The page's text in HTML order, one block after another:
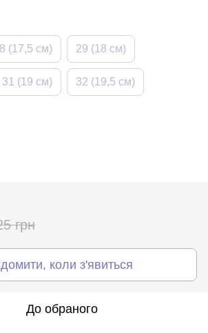
(17,5 см) 29 (18 см)
31 (19 см) 32 (19,5 см)
грн
коли з'явиться
До обраного